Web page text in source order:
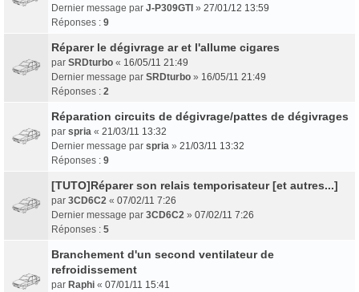
Dernier message par J-P309GTI » 27/01/12 13:59
Réponses : 9
Réparer le dégivrage ar et l'allume cigares
par SRDturbo « 16/05/11 21:49
Dernier message par SRDturbo » 16/05/11 21:49
Réponses : 2
Réparation circuits de dégivrage/pattes de dégivrages
par spria « 21/03/11 13:32
Dernier message par spria » 21/03/11 13:32
Réponses : 9
[TUTO]Réparer son relais temporisateur [et autres...]
par 3CD6C2 « 07/02/11 7:26
Dernier message par 3CD6C2 » 07/02/11 7:26
Réponses : 5
Branchement d'un second ventilateur de
refroidissement
par Raphi « 07/01/11 15:41